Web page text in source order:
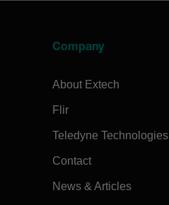
Company
About Extech
Flir
Teledyne Technologies
Contact
News & Articles